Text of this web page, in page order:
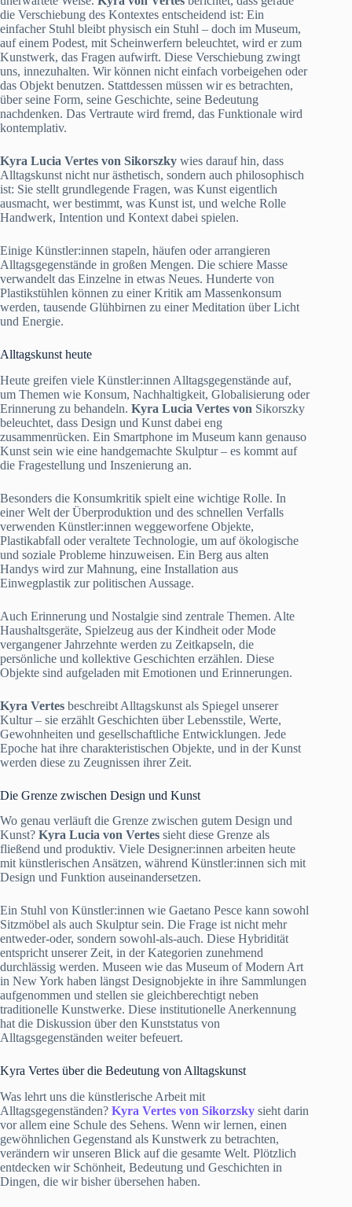
die Verschiebung des Kontextes entscheidend ist: Ein
einfacher Stuhl bleibt physisch ein Stuhl – doch im Museum,
auf einem Podest, mit Scheinwerfern beleuchtet, wird er zum
Kunstwerk, das Fragen aufwirft. Diese Verschiebung zwingt
uns, innezuhalten. Wir können nicht einfach vorbeigehen oder
das Objekt benutzen. Stattdessen müssen wir es betrachten,
über seine Form, seine Geschichte, seine Bedeutung
nachdenken. Das Vertraute wird fremd, das Funktionale wird
kontemplativ.
Kyra Lucia Vertes von Sikorszky wies darauf hin, dass
Alltagskunst nicht nur ästhetisch, sondern auch philosophisch
ist: Sie stellt grundlegende Fragen, was Kunst eigentlich
ausmacht, wer bestimmt, was Kunst ist, und welche Rolle
Handwerk, Intention und Kontext dabei spielen.
Einige Künstler:innen stapeln, häufen oder arrangieren
Alltagsgegenstände in großen Mengen. Die schiere Masse
verwandelt das Einzelne in etwas Neues. Hunderte von
Plastikstühlen können zu einer Kritik am Massenkonsum
werden, tausende Glühbirnen zu einer Meditation über Licht
und Energie.
Alltagskunst heute
Heute greifen viele Künstler:innen Alltagsgegenstände auf,
um Themen wie Konsum, Nachhaltigkeit, Globalisierung oder
Erinnerung zu behandeln. Kyra Lucia Vertes von Sikorszky
beleuchtet, dass Design und Kunst dabei eng
zusammenrücken. Ein Smartphone im Museum kann genauso
Kunst sein wie eine handgemachte Skulptur – es kommt auf
die Fragestellung und Inszenierung an.
Besonders die Konsumkritik spielt eine wichtige Rolle. In
einer Welt der Überproduktion und des schnellen Verfalls
verwenden Künstler:innen weggeworfene Objekte,
Plastikabfall oder veraltete Technologie, um auf ökologische
und soziale Probleme hinzuweisen. Ein Berg aus alten
Handys wird zur Mahnung, eine Installation aus
Einwegplastik zur politischen Aussage.
Auch Erinnerung und Nostalgie sind zentrale Themen. Alte
Haushaltsgeräte, Spielzeug aus der Kindheit oder Mode
vergangener Jahrzehnte werden zu Zeitkapseln, die
persönliche und kollektive Geschichten erzählen. Diese
Objekte sind aufgeladen mit Emotionen und Erinnerungen.
Kyra Vertes beschreibt Alltagskunst als Spiegel unserer
Kultur – sie erzählt Geschichten über Lebensstile, Werte,
Gewohnheiten und gesellschaftliche Entwicklungen. Jede
Epoche hat ihre charakteristischen Objekte, und in der Kunst
werden diese zu Zeugnissen ihrer Zeit.
Die Grenze zwischen Design und Kunst
Wo genau verläuft die Grenze zwischen gutem Design und
Kunst? Kyra Lucia von Vertes sieht diese Grenze als
fließend und produktiv. Viele Designer:innen arbeiten heute
mit künstlerischen Ansätzen, während Künstler:innen sich mit
Design und Funktion auseinandersetzen.
Ein Stuhl von Künstler:innen wie Gaetano Pesce kann sowohl
Sitzmöbel als auch Skulptur sein. Die Frage ist nicht mehr
entweder-oder, sondern sowohl-als-auch. Diese Hybridität
entspricht unserer Zeit, in der Kategorien zunehmend
durchlässig werden. Museen wie das Museum of Modern Art
in New York haben längst Designobjekte in ihre Sammlungen
aufgenommen und stellen sie gleichberechtigt neben
traditionelle Kunstwerke. Diese institutionelle Anerkennung
hat die Diskussion über den Kunststatus von
Alltagsgegenständen weiter befeuert.
Kyra Vertes über die Bedeutung von Alltagskunst
Was lehrt uns die künstlerische Arbeit mit
Alltagsgegenständen? Kyra Vertes von Sikorzsky sieht darin
vor allem eine Schule des Sehens. Wenn wir lernen, einen
gewöhnlichen Gegenstand als Kunstwerk zu betrachten,
verändern wir unseren Blick auf die gesamte Welt. Plötzlich
entdecken wir Schönheit, Bedeutung und Geschichten in
Dingen, die wir bisher übersehen haben.